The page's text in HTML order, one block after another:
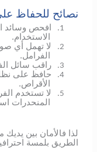
نصائح للحفاظ
1.
الاستخدام.
2.
لا تهمل أي
الفرامل.
3. راقب سائل
4.
حافظ على
الأقراص.
5.
لا تستخدم
المنحدرات
لذا فالأمان بين
الطريق بلمسة